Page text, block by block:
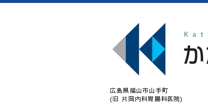
広島県福山市山手町
(旧 片岡内科胃腸科医院)